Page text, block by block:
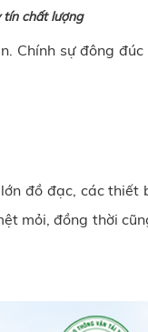
tín chất lượng
Chính sự đông
đồ đạc, các
mỏi, đồng thời